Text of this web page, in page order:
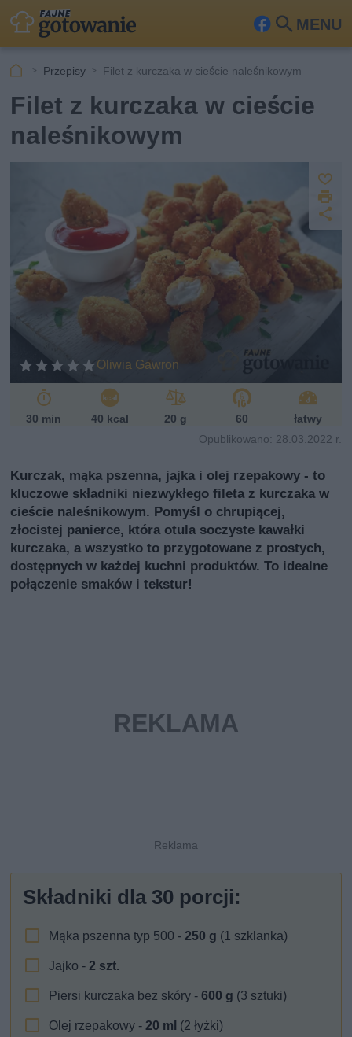
MENU
Fa
ceb
ook
Szu
Przepisy Filet z kurczaka w cieście naleśnikowym
Filet z kurczaka w cieście
naleśnikowym
Oliwia Gawron
i
z
u
j
d
st
ę
p
30 min 40 kcal 20 g 60
łatwy
Opublikowano: 28.03.2022 r.
Kurczak, mąka pszenna, jajka i olej rzepakowy - to
kluczowe składniki niezwykłego fileta z kurczaka w
cieście naleśnikowym. Pomyśl o chrupiącej,
złocistej panierce, która otula soczyste kawałki
kurczaka, a wszystko to przygotowane z prostych,
dostępnych w każdej kuchni produktów. To idealne
połączenie smaków i tekstur!
Składniki dla 30 porcji:
Mąka pszenna typ 500 -250 g (1 szklanka)
Jajko -2 szt.
Piersi kurczaka bez skóry -600 g (3 sztuki)
Olej rzepakowy -20 ml (2 łyżki)